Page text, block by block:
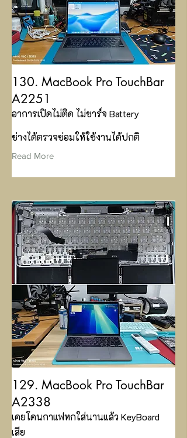
130. MacBook Pro TouchBar
A2251
อาการเปิดไม่ติด ไม่ชาร์จ Battery
ช่างได้ตรวจซ่อมให้ใช้งานได้ปกติ
Read More
129. MacBook Pro TouchBar
A2338
เคยโดนกาแฟหกใส่นานแล้ว KeyBoard
เสีย